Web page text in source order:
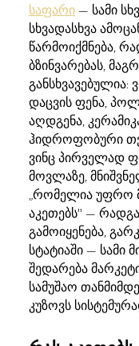
საფარი — სამი
სხვადასხვა
წარმოიქმნება,
ბზინვარებას,
დაცვის ფენა,
აღდგენა,
ჰიდროფობური
ვინც პირველად
მოვლაზე,
„რომელია უფრო
აკეთებს" —
გამოიყენება,
სტატიაში —
შედარება
სამუშაო
კუზოვს